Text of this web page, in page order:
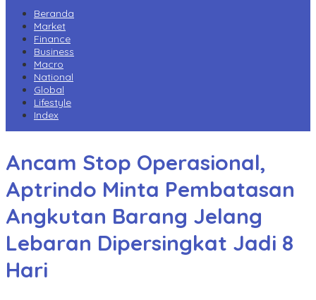
Beranda
Market
Finance
Business
Macro
National
Global
Lifestyle
Index
Ancam Stop Operasional,
Aptrindo Minta Pembatasan
Angkutan Barang Jelang
Lebaran Dipersingkat Jadi 8
Hari